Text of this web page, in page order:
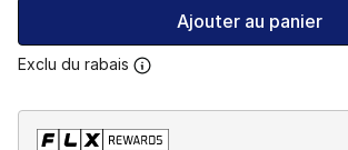
Ajouter au panier
Exclu du rabais